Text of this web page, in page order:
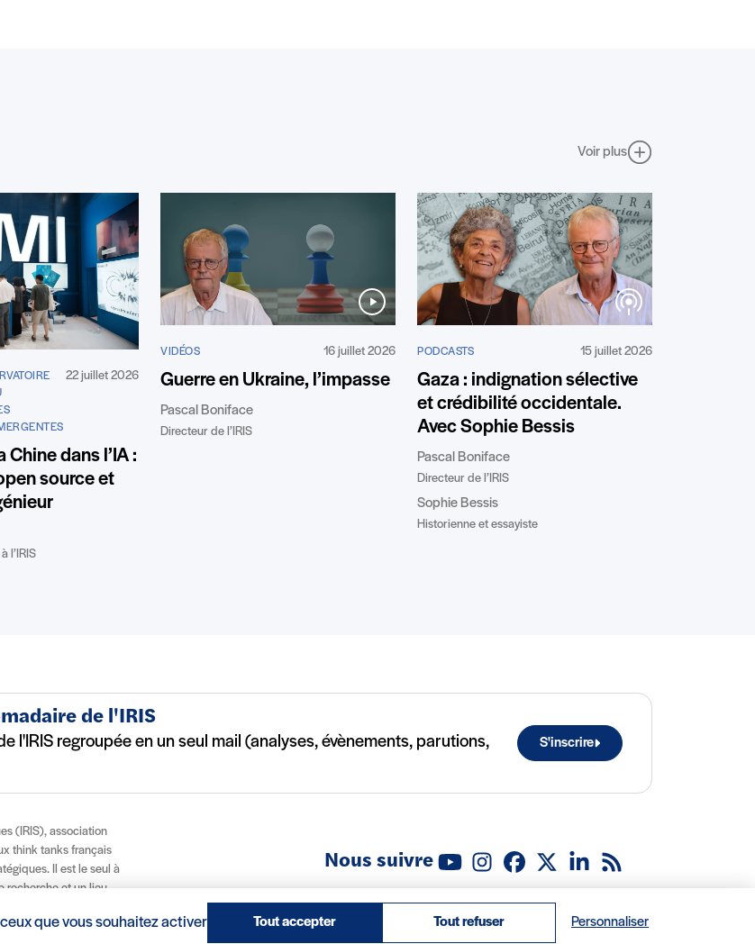
Voir plus
22 juillet 2026
Chine dans l’IA :
source et
l’IRIS
VIDÉOS 16 juillet 2026
Guerre en Ukraine, l’impasse
Pascal Boniface
Directeur de l’IRIS
PODCASTS 15 juillet 2026
Gaza : indignation sélective
et crédibilité occidentale.
Avec Sophie Bessis
Pascal Boniface
Directeur de l’IRIS
Sophie Bessis
Historienne et essayiste
de l'IRIS
l'IRIS regroupée en un seul mail (analyses, évènements, parutions,
S'inscrire
(IRIS), association
think tanks français
Il est le seul à
recherche et un lieu
Nous suivre YoutubeInstagramFacebookX (Twitter)
LinkedinFlux RSS
À propos Recrutement Locations
que vous souhaitez activer Tout accepter Tout refuser Personnaliser